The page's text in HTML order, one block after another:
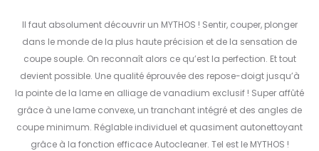
Il faut absolument découvrir un MYTHOS ! Sentir, couper, plonger
dans le monde de la plus haute précision et de la sensation de
coupe souple. On reconnaît alors ce qu’est la perfection. Et tout
devient possible. Une qualité éprouvée des repose-doigt jusqu’à
la pointe de la lame en alliage de vanadium exclusif ! Super affûté
grâce à une lame convexe, un tranchant intégré et des angles de
coupe minimum. Réglable individuel et quasiment autonettoyant
grâce à la fonction efficace Autocleaner. Tel est le MYTHOS !